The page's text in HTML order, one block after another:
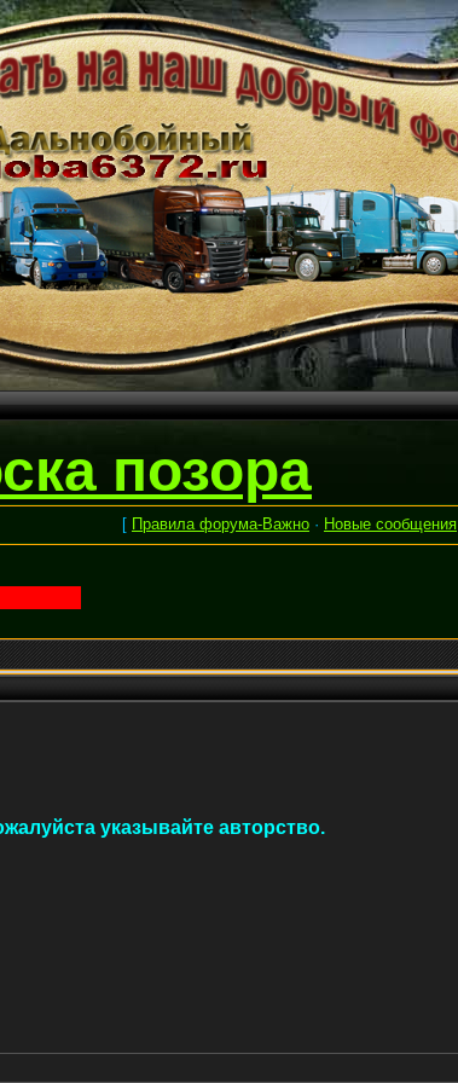
позора
[ Правила форума-Важно · Новые сообщения
указывайте авторство.